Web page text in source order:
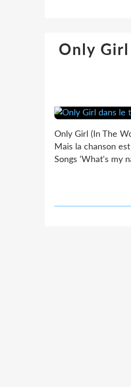
Only
Only Girl (In The
Mais la chanson
Songs ‘What's my